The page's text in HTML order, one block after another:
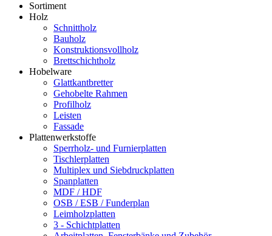
Sortiment
Holz
Schnittholz
Bauholz
Konstruktionsvollholz
Brettschichtholz
Hobelware
Glattkantbretter
Gehobelte Rahmen
Profilholz
Leisten
Fassade
Plattenwerkstoffe
Sperrholz- und Furnierplatten
Tischlerplatten
Multiplex und Siebdruckplatten
Spanplatten
MDF / HDF
OSB / ESB / Funderplan
Leimholzplatten
3 - Schichtplatten